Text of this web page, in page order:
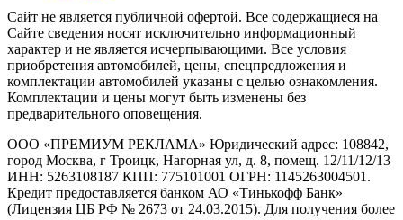
Cайт не является публичной офертой. Все содержащиеся на
Сайте сведения носят исключительно информационный
характер и не является исчерпывающими. Все условия
приобретения автомобилей, цены, спецпредложения и
комплектации автомобилей указаны с целью ознакомления.
Комплектации и цены могут быть изменены без
предварительного оповещения.
ООО «ПРЕМИУМ РЕКЛАМА» Юридический адрес: 108842,
город Москва, г Троицк, Нагорная ул, д. 8, помещ. 12/11/12/13
ИНН: 5263108187 КПП: 775101001 ОГРН: 1145263004501.
Кредит предоставляется банком АО «Тинькофф Банк»
(Лицензия ЦБ РФ № 2673 от 24.03.2015). Для получения более